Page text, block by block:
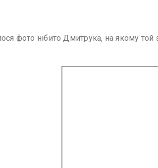
фото нібито Дмитрука, на якому